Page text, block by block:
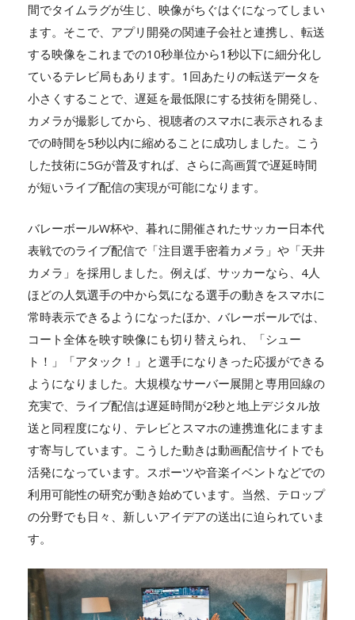
間でタイムラグが生じ、映像がちぐはぐになってしまい
ます。そこで、アプリ開発の関連子会社と連携し、転送
する映像をこれまでの10秒単位から1秒以下に細分化し
ているテレビ局もあります。1回あたりの転送データを
小さくすることで、遅延を最低限にする技術を開発し、
カメラが撮影してから、視聴者のスマホに表示されるま
での時間を5秒以内に縮めることに成功しました。こう
した技術に5Gが普及すれば、さらに高画質で遅延時間
が短いライブ配信の実現が可能になります。
バレーボールW杯や、暮れに開催されたサッカー日本代
表戦でのライブ配信で「注目選手密着カメラ」や「天井
カメラ」を採用しました。例えば、サッカーなら、4人
ほどの人気選手の中から気になる選手の動きをスマホに
常時表示できるようになったほか、バレーボールでは、
コート全体を映す映像にも切り替えられ、「シュー
ト！」「アタック！」と選手になりきった応援ができる
ようになりました。大規模なサーバー展開と専用回線の
充実で、ライブ配信は遅延時間が2秒と地上デジタル放
送と同程度になり、テレビとスマホの連携進化にますま
す寄与しています。こうした動きは動画配信サイトでも
活発になっています。スポーツや音楽イベントなどでの
利用可能性の研究が動き始めています。当然、テロップ
の分野でも日々、新しいアイデアの送出に迫られていま
す。